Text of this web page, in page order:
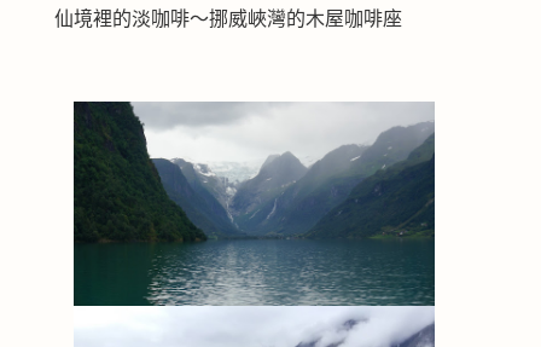
仙境裡的淡咖啡～挪威峽灣的木屋咖啡座